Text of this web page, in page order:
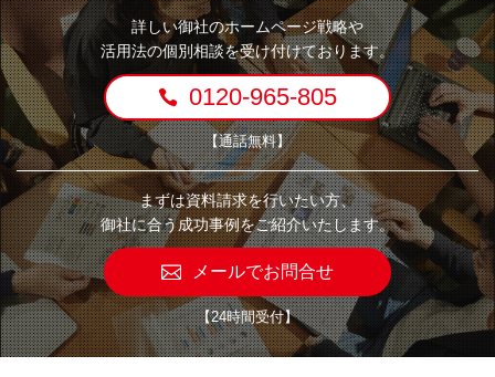
詳しい御社のホームページ戦略や
活用法の個別相談を受け付けております。
0120-965-805
【通話無料】
まずは資料請求を行いたい方、
御社に合う成功事例をご紹介いたします。
メールでお問合せ
【24時間受付】